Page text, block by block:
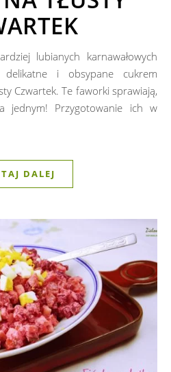
delikatne i obsypane cukrem
Czwartek. Te faworki sprawiają,
jednym! Przygotowanie ich w
DALEJ